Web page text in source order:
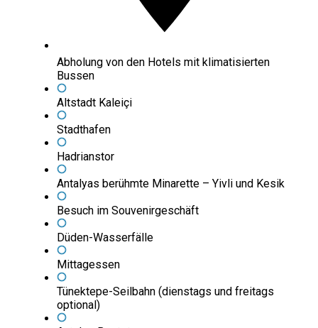
Abholung von den Hotels mit klimatisierten
Bussen
Altstadt Kaleiçi
Stadthafen
Hadrianstor
Antalyas berühmte Minarette – Yivli und Kesik
Besuch im Souvenirgeschäft
Düden-Wasserfälle
Mittagessen
Tünektepe-Seilbahn (dienstags und freitags
optional)